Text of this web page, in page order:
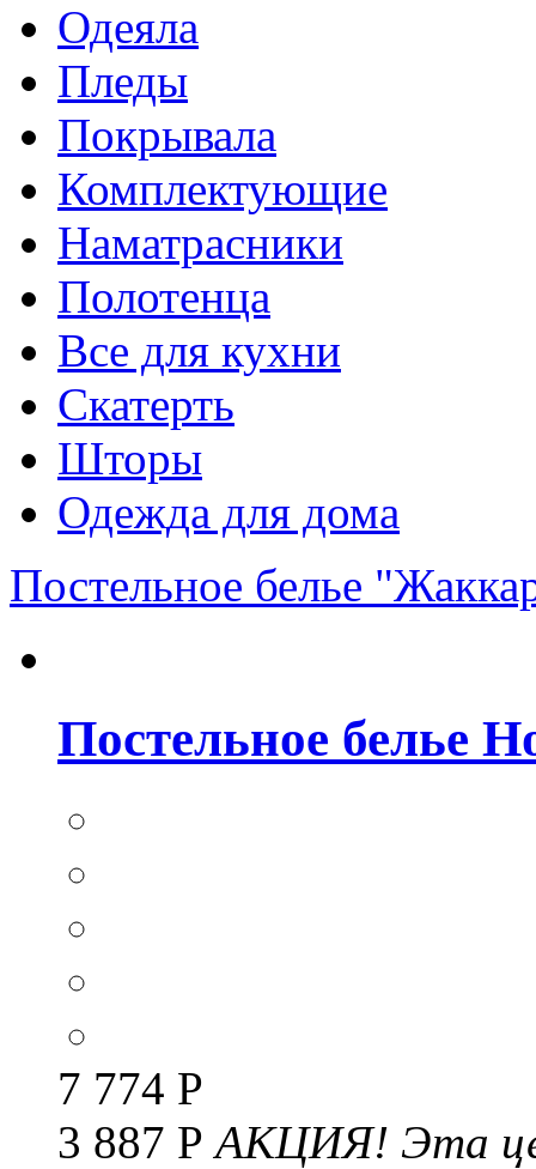
Одеяла
Пледы
Покрывала
Комплектующие
Наматрасники
Полотенца
Все для кухни
Скатерть
Шторы
Одежда для дома
Постельное белье
Постельное белье
7 774 Р
3 887 РАКЦИЯ! Эта